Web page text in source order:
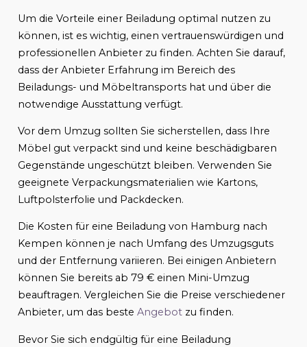
Um die Vorteile einer Beiladung optimal nutzen zu
können, ist es wichtig, einen vertrauenswürdigen und
professionellen Anbieter zu finden. Achten Sie darauf,
dass der Anbieter Erfahrung im Bereich des
Beiladungs- und Möbeltransports hat und über die
notwendige Ausstattung verfügt.
Vor dem Umzug sollten Sie sicherstellen, dass Ihre
Möbel gut verpackt sind und keine beschädigbaren
Gegenstände ungeschützt bleiben. Verwenden Sie
geeignete Verpackungsmaterialien wie Kartons,
Luftpolsterfolie und Packdecken.
Die Kosten für eine Beiladung von Hamburg nach
Kempen können je nach Umfang des Umzugsguts
und der Entfernung variieren. Bei einigen Anbietern
können Sie bereits ab 79 € einen Mini-Umzug
beauftragen. Vergleichen Sie die Preise verschiedener
Anbieter, um das beste Angebotzu finden.
Bevor Sie sich endgültig für eine Beiladung